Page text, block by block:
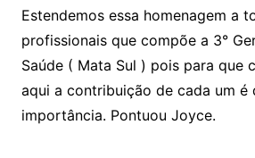
Estendemos essa homenagem a
profissionais que compõe a 3°
Saúde ( Mata Sul ) pois para que
aqui a contribuição de cada um é
importância. Pontuou Joyce.